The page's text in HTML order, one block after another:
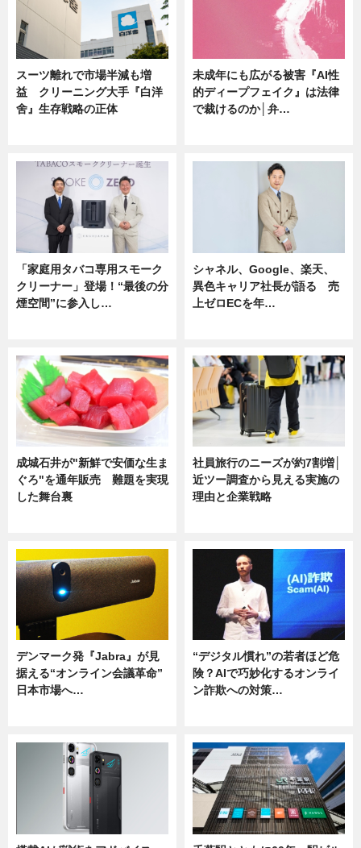
スーツ離れで市場半減も増
益 クリーニング大手『白洋
舍』生存戦略の正体
未成年にも広がる被害『AI性
的ディープフェイク』は法律
で裁けるのか│弁…
「家庭用タバコ専用スモーク
クリーナー」登場！“最後の分
煙空間”に参入し…
シャネル、Google、楽天、
異色キャリア社長が語る 売
上ゼロECを年…
成城石井が"新鮮で安価な生ま
ぐろ"を通年販売 難題を実現
した舞台裏
社員旅行のニーズが約7割増│
近ツー調査から見える実施の
理由と企業戦略
デンマーク発『Jabra』が見
据える“オンライン会議革命”
日本市場へ…
“デジタル慣れ”の若者ほど危
険？AIで巧妙化するオンライ
ン詐欺への対策…